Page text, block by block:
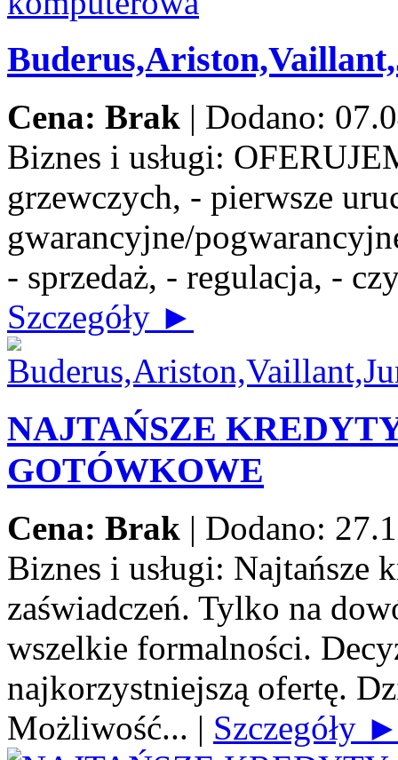
Cena: Brak | Dodano:
Biznes i usługi:
grzewczych, - pierwsze
gwarancyjne/
- sprzedaż, - regulacja, -
Szczegóły ►
NAJTAŃSZE
GOTÓWKOWE
Cena: Brak | Dodano:
Biznes i usługi: Najtańsze
zaświadczeń. Tylko na
wszelkie formalności.
najkorzystniejszą ofertę.
Możliwość... | Szczegóły